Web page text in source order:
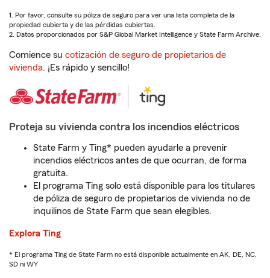
1. Por favor, consulte su póliza de seguro para ver una lista completa de la
propiedad cubierta y de las pérdidas cubiertas.
2. Datos proporcionados por S&P Global Market Intelligence y State Farm Archive.
Comience su cotización de seguro de propietarios de
vivienda. ¡Es rápido y sencillo!
Proteja su vivienda contra los incendios eléctricos
State Farm y Ting* pueden ayudarle a prevenir
incendios eléctricos antes de que ocurran, de forma
gratuita.
El programa Ting solo está disponible para los titulares
de póliza de seguro de propietarios de vivienda no de
inquilinos de State Farm que sean elegibles.
Explora Ting
* El programa Ting de State Farm no está disponible actualmente en AK, DE, NC,
SD ni WY